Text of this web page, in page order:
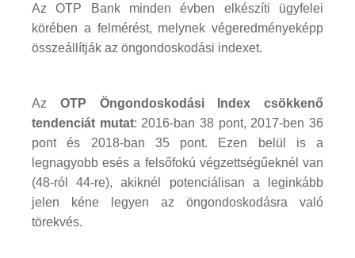
Az OTP Bank minden évben elkészíti ügyfelei
körében a felmérést, melynek végeredményeképp
összeállítják az öngondoskodási indexet.
Az OTP Öngondoskodási Index
csökkenő
tendenciát mutat: 2016-ban 38 pont, 2017-ben 36
pont és 2018-ban 35 pont. Ezen belül is a
legnagyobb esés a felsőfokú végzettségűeknél van
(48-ról 44-re), akiknél potenciálisan a leginkább
jelen kéne legyen az öngondoskodásra való
törekvés.